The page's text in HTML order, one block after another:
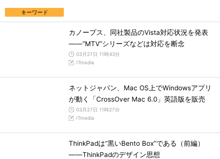
キーワード
カノープス、同社製品のVista対応状況を発表
――“MTV”シリーズなどは対応を断念
03月27日 11時43分
ITmedia
ネットジャパン、Mac OS上でWindowsアプリ
が動く「CrossOver Mac 6.0」英語版を販売
03月27日 11時27分
ITmedia
ThinkPadは“黒いBento Box”である（前編）
――ThinkPadのデザイン思想